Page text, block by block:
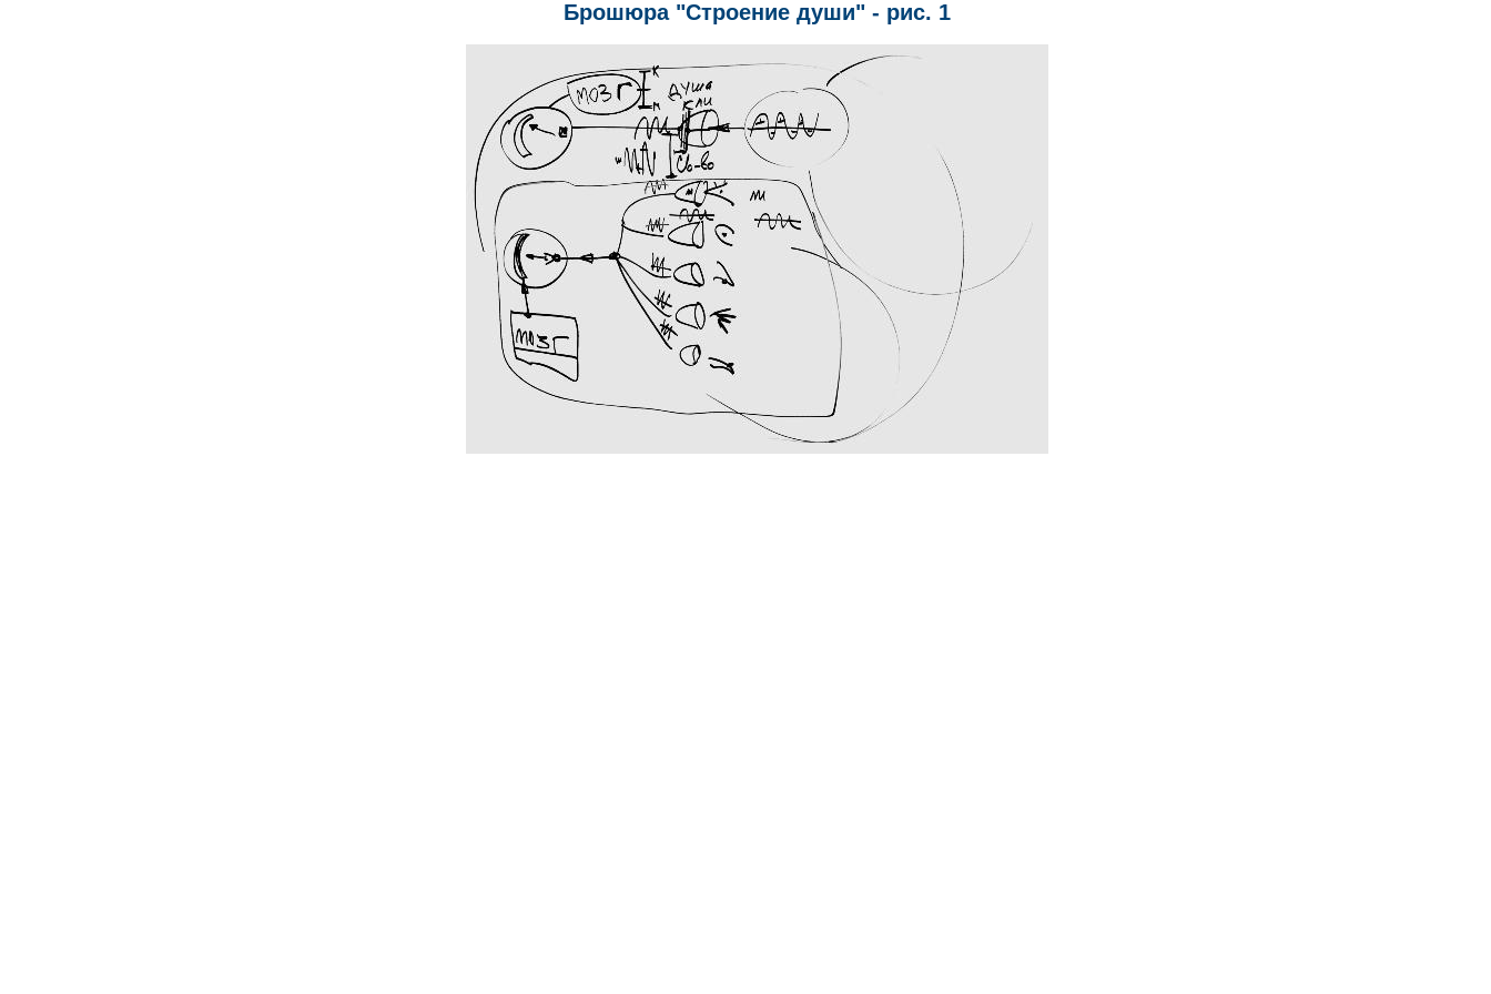
Брошюра "Строение души" - рис. 1